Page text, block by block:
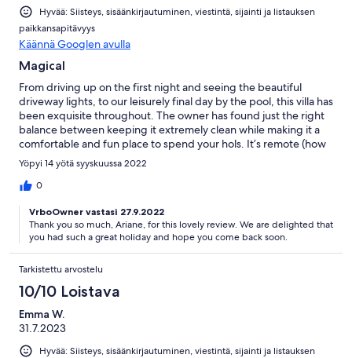
Hyvää: Siisteys, sisäänkirjautuminen, viestintä, sijainti ja listauksen
paikkansapitävyys
Käännä Googlen avulla
Magical
From driving up on the first night and seeing the beautiful
driveway lights, to our leisurely final day by the pool, this villa has
been exquisite throughout. The owner has found just the right
balance between keeping it extremely clean while making it a
comfortable and fun place to spend your hols. It’s remote (how
we like it) but just 10 minute drive from restaurants/
supermarkets etc. Imagine waking up in the stunning natural
Algarve nature and jumping into your own private pool in the
I come again? You betcha!
Yöpyi 14 yötä syyskuussa 2022
0
VrboOwner vastasi 27.9.2022
Thank you so much, Ariane, for this lovely review. We are delighted that
you had such a great holiday and hope you come back soon.
Tarkistettu arvostelu
10/10 Loistava
Emma W.
31.7.2023
Hyvää: Siisteys, sisäänkirjautuminen, viestintä, sijainti ja listauksen